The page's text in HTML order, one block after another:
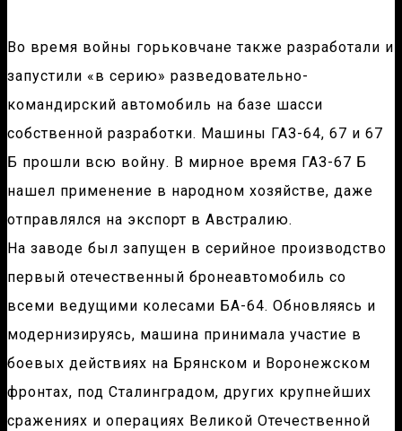
Во время войны горьковчане также разработали и
запустили «в серию» разведовательно-
командирский автомобиль на базе шасси
собственной разработки. Машины ГАЗ-64, 67 и 67
Б прошли всю войну. В мирное время ГАЗ-67 Б
нашел применение в народном хозяйстве, даже
отправлялся на экспорт в Австралию.
На заводе был запущен в серийное производство
первый отечественный бронеавтомобиль со
всеми ведущими колесами БА-64. Обновляясь и
модернизируясь, машина принимала участие в
боевых действиях на Брянском и Воронежском
фронтах, под Сталинградом, других крупнейших
сражениях и операциях Великой Отечественной